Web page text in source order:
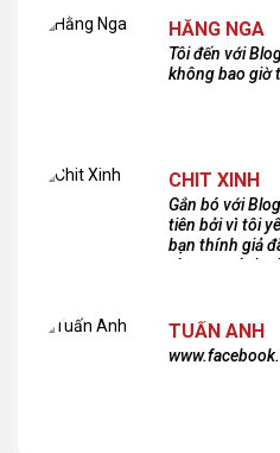
HẰNG NGA
Tôi đến với
không bao giờ
CHIT XINH
Gắn bó với
tiên bởi vì tôi
bạn thính giả
chương trình
TUẤN ANH